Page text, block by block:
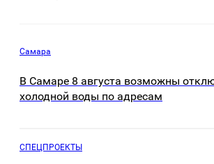
Самара
В Самаре 8 августа возможны
холодной воды по адресам
СПЕЦПРОЕКТЫ